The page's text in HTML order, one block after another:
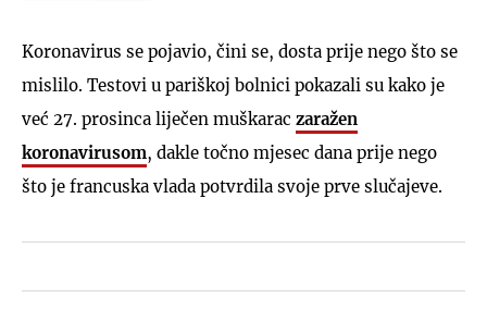
Koronavirus se pojavio, čini se, dosta prije nego što se
mislilo. Testovi u pariškoj bolnici pokazali su kako je
već 27. prosinca liječen muškarac zaražen
koronavirusom, dakle točno mjesec dana prije nego
što je francuska vlada potvrdila svoje prve slučajeve.